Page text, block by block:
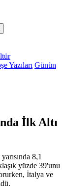
Yazıları Günün
İlk Altı
8,1
yüzde 39'unu
İtalya ve